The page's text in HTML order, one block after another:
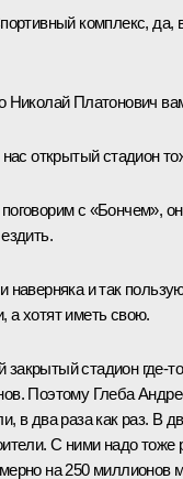
комплекс, да,
Николай Платонович
открытый стадион
с «Бончем»,
наверняка и так
а хотят иметь свою.
стадион где-
Поэтому Глеба
в два раза как раз. В
С ними надо тоже
на 250 миллионов